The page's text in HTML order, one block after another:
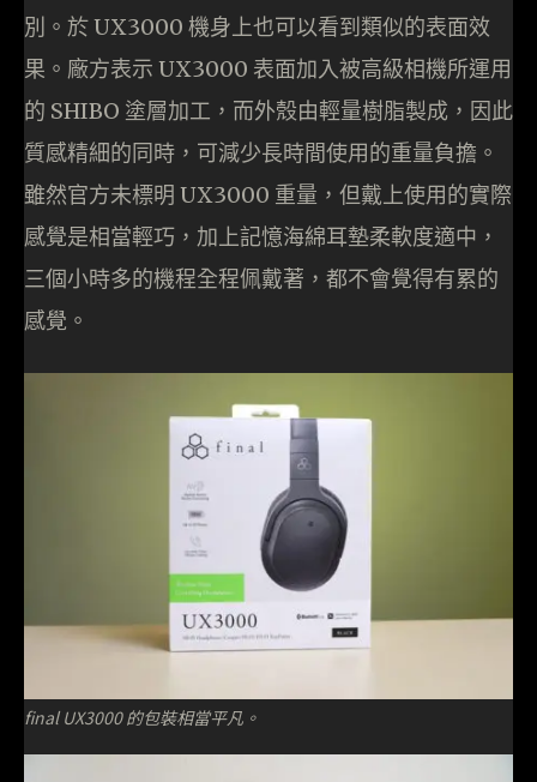
別。於 UX3000 機身上也可以看到類似的表面效
果。廠方表示 UX3000 表面加入被高級相機所運用
的 SHIBO 塗層加工，而外殼由輕量樹脂製成，因此
質感精細的同時，可減少長時間使用的重量負擔。
雖然官方未標明 UX3000 重量，但戴上使用的實際
感覺是相當輕巧，加上記憶海綿耳墊柔軟度適中，
三個小時多的機程全程佩戴著，都不會覺得有累的
感覺。
final UX3000 的包裝相當平凡。